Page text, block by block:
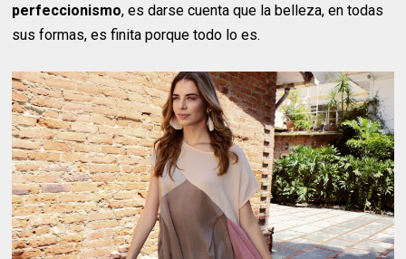
perfeccionismo, es darse cuenta que la belleza, en todas
sus formas, es finita porque todo lo es.